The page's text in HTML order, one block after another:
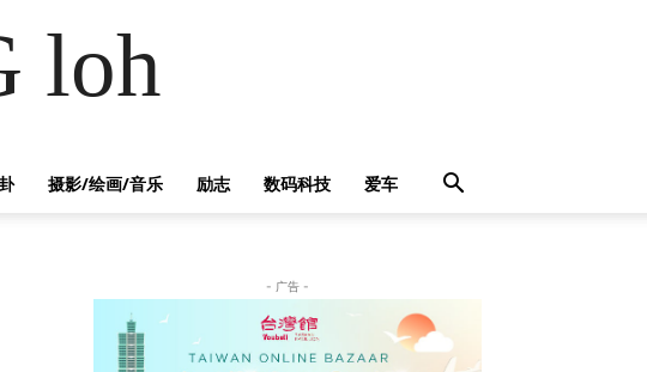
loh
摄影/绘画/音乐 励志 数码科技 爱车
- 广告 -